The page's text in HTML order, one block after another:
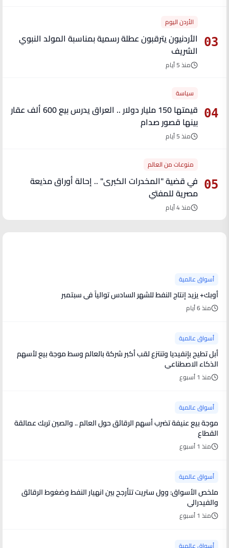
03
الأردن اليوم
الأردنيون يترقبون عطلة رسمية بمناسبة المولد النبوي
الشريف
منذ 5 أيام
04
سياسة
قيمتها 150 مليار دولار .. العراق يدرس بيع 600 ألف عقار
بينها قصور صدام
منذ 5 أيام
05
منوعات من العالم
في قضية "المخدرات الكبرى" .. إحالة أوراق مذيعة
مصرية للمفتي
منذ 4 أيام
أسواق عالمية
أوبك+ يزيد إنتاج النفط للشهر السادس توالياً في سبتمبر
منذ 6 أيام
أسواق عالمية
أبل تطيح بإنفيديا وتنتزع لقب أكبر شركة بالعالم وسط موجة بيع لأسهم
الذكاء الاصطناعي
منذ 1 أسبوع
أسواق عالمية
موجة بيع عنيفة تضرب أسهم الرقائق حول العالم .. والصين تربك عمالقة
القطاع
منذ 1 أسبوع
أسواق عالمية
ملخص الأسواق: وول ستريت تتأرجح بين انهيار النفط وضغوط الرقائق
والفيدرالي
منذ 1 أسبوع
أسواق عالمية